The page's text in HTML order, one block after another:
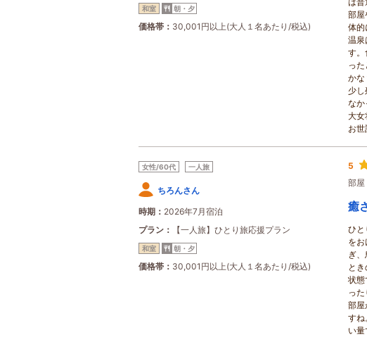
和室 朝・夕
価格帯 30,001円以上(大人１名あたり/税込)
部屋
体的
温泉
す。
っ
かな
少
なか
大女
お
女性/60代 一人旅
ちろんさん
時期
2026年7月宿泊
プラン
【一人旅】ひとり旅応援プラン
和室 朝・夕
価格帯 30,001円以上(大人１名あたり/税込)
5
部屋
癒
ひと
を
ぎ
と
状態
っ
部屋
すね
い